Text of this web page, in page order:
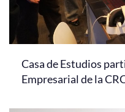
Casa de Estudios
Empresarial de la